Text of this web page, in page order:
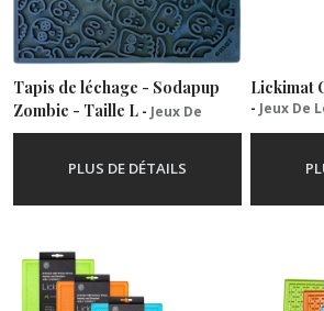
Tapis de léchage - Sodapup
Zombie - Taille L - Jeux De
Léchage
PLUS DE DÉTAILS
Lickimat
- Jeux De